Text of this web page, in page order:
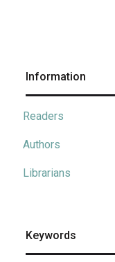
Information
Readers
Authors
Librarians
Keywords